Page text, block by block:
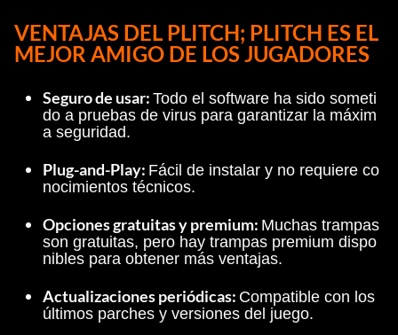
VENTAJAS DEL PLITCH; PLITCH ES EL
MEJOR AMIGO DE LOS JUGADORES
Seguro de usar: Todo el software ha sido someti
do a pruebas de virus para garantizar la máxim
a seguridad.
Plug-and-Play: Fácil de instalar y no requiere co
nocimientos técnicos.
Opciones gratuitas y premium: Muchas trampas
son gratuitas, pero hay trampas premium dispo
nibles para obtener más ventajas.
Actualizaciones periódicas: Compatible con los
últimos parches y versiones del juego.